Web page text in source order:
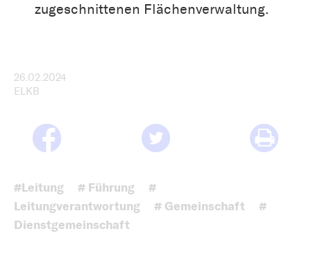
zugeschnittenen Flächenverwaltung.
26.02.2024
ELKB
#Leitung # Führung
#
Leitungverantwortung
# Gemeinschaft
#
Dienstgemeinschaft